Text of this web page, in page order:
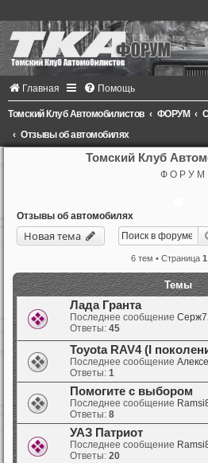
Главная Помощь
Томский Клуб Автомобилистов ФОРУМ
Отзывы об автомобилях
Томский Клуб
Ф О Р У М
Отзывы об автомобилях
Новая тема
6 тем • Страница 1
Темы
Лада Гранта
Последнее сообщение
Ответы: 45
Toyota RAV4 (I
Последнее сообщение
Ответы: 1
Помогите с выбором
Последнее сообщение
Ответы: 8
УАЗ Патриот
Последнее сообщение
Ответы: 20